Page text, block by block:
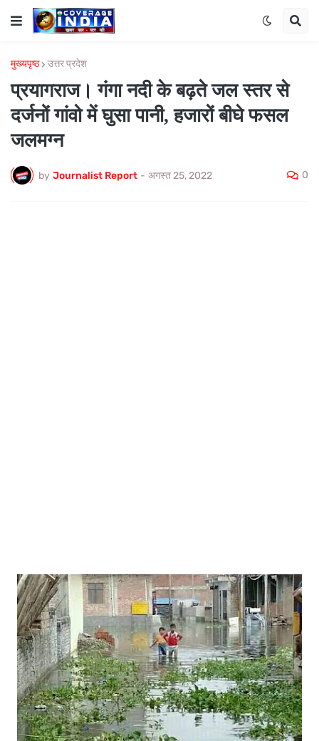
मुख्यपृष्ठ उत्तर प्रदेश
प्रयागराज। गंगा नदी के बढ़ते जल स्तर से
दर्जनों गांवो में घुसा पानी, हजारों बीघे फसल
जलमग्न
by Journalist Report - अगस्त 25, 2022 0